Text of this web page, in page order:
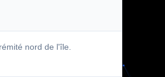
nord de l'île.